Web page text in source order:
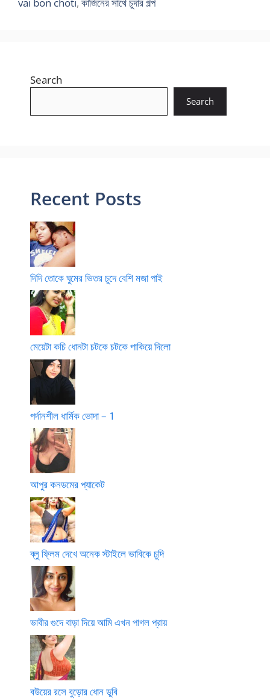
Search
Search
Recent Posts
দিদি তোকে ঘুমের ভিতর চুদে বেশি মজা পাই
মেয়েটা কচি ধোনটা চটকে চটকে পাকিয়ে দিলো
পর্দানশীল ধার্মিক ভোদা – 1
আপুর কনডমের প্যাকেট
ব্লু ফ্লিম দেখে অনেক স্টাইলে ভাবিকে চুদি
ভাবীর গুদে বাড়া দিয়ে আমি এখন পাগল প্রায়
বউয়ের রসে বুড়োর ধোন ডুবি